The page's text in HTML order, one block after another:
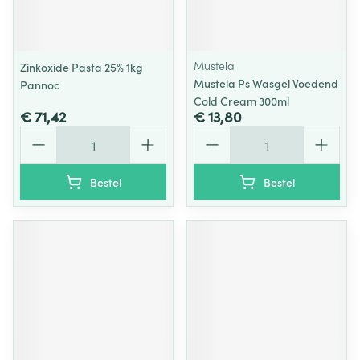
Zinkoxide Pasta 25% 1kg
Pannoc
€ 71,42
Bestel
Mustela
Mustela Ps Wasgel Voedend
Cold Cream 300ml
€ 13,80
Bestel